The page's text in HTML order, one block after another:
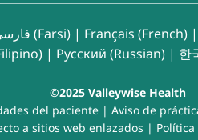
فارسی (Farsi) | Français (French) |
| Русский (Russian) | 한
©2025 Valleywise Health
del paciente | Aviso de
a sitios web enlazados | Política